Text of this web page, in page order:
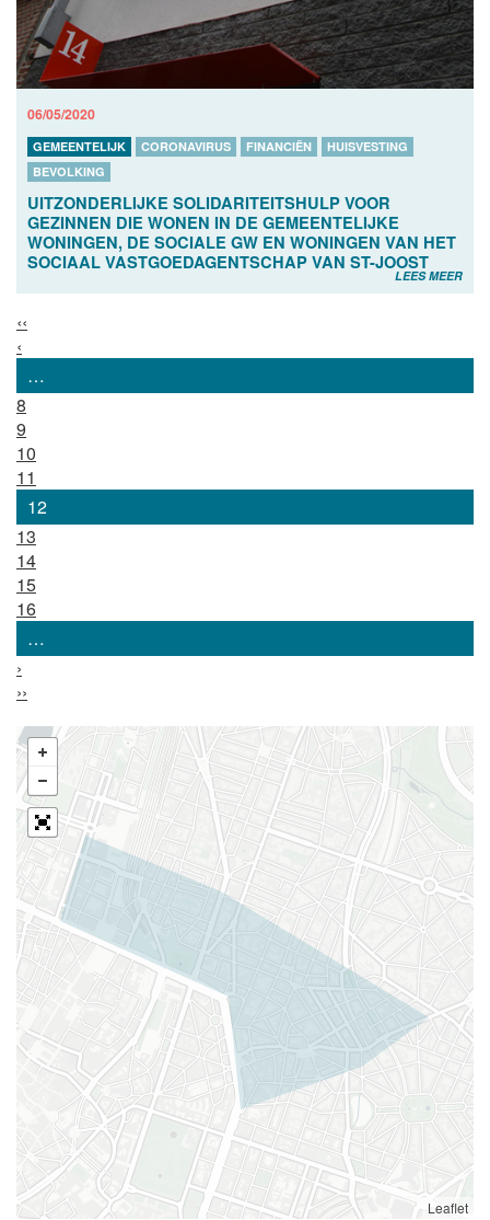
06/05/2020
GEMEENTELIJK CORONAVIRUS FINANCIËN
HUISVESTING
BEVOLKING
UITZONDERLIJKE SOLIDARITEITSHULP VOOR
GEZINNEN DIE WONEN IN DE GEMEENTELIJKE
WONINGEN, DE SOCIALE GW EN WONINGEN VAN HET
SOCIAAL VASTGOEDAGENTSCHAP VAN ST-JOOST
LEES MEER
‹‹
‹
…
8
9
10
11
12
13
14
15
16
…
›
››
Leaflet